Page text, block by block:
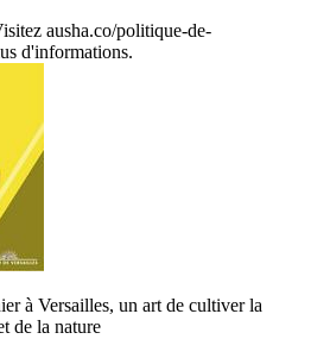
ausha.co/politique-de-
d'informations.
à Versailles, un art de cultiver la
de la nature